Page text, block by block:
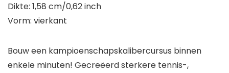
Dikte: 1,58 cm/0,62 inch
Vorm: vierkant
Bouw een kampioenschapskalibercursus binnen
enkele minuten! Gecreëerd sterkere tennis-,